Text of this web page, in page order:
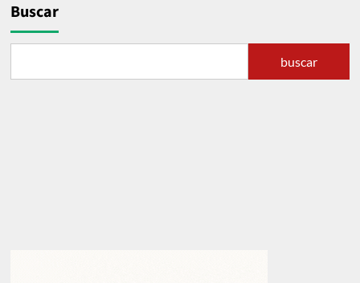
Buscar
buscar